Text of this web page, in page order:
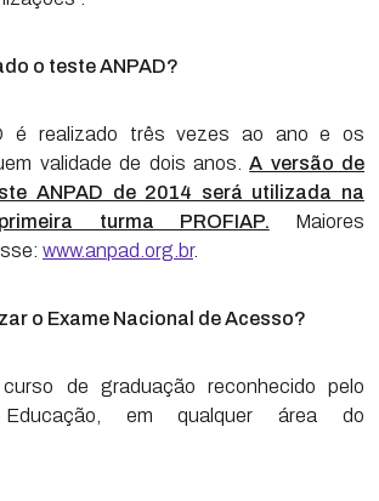
o teste ANPAD?
é realizado três vezes ao ano e os
validade de dois anos.A versão de
ANPAD de 2014 será utilizada na
turma PROFIAP. Maiores
www.anpad.org.br.
o Exame Nacional de Acesso?
de graduação reconhecido pelo
em qualquer área do